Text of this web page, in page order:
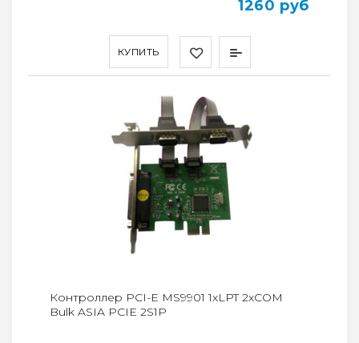
КУПИТЬ
1260 руб
Контроллер PCI-E MS9901 1xLPT 2xCOM
Bulk ASIA PCIE 2S1P